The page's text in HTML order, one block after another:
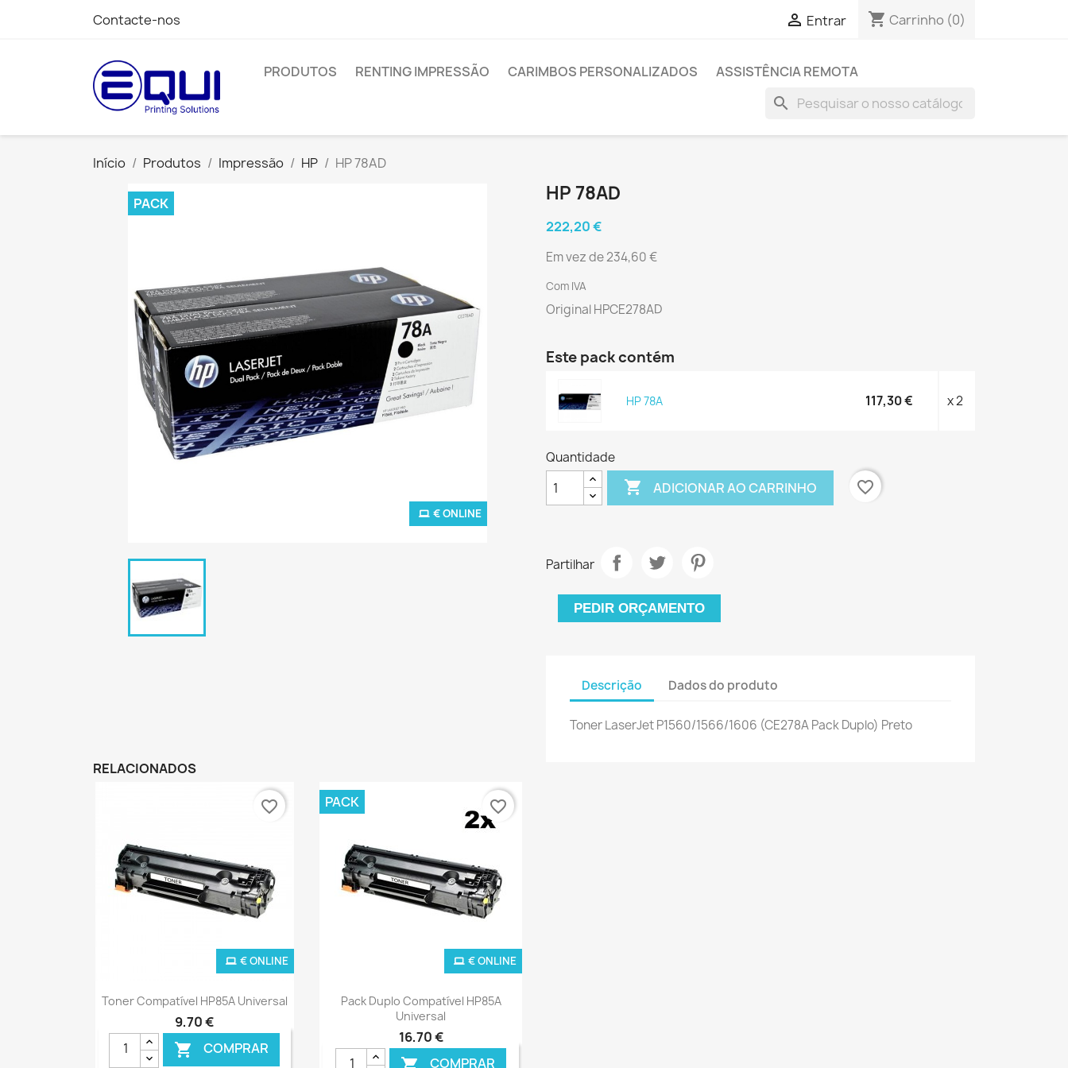
Contacte-nos  Entrar shopping_cart Carrinho (0)
PRODUTOS RENTING IMPRESSÃO CARIMBOS PERSONALIZADOS ASSISTÊNCIA REMOTA
search
Início Produtos Impressão HP HP 78AD
€ ONLINE
PACK HP 78AD
222,20 €
Em vez de 234,60 €
Com IVA
Original HPCE278AD
Este pack contém
HP 78A 117,30 € x 2
Quantidade
 ADICIONAR AO CARRINHO favorite_border
Partilhar
PEDIR ORÇAMENTO
Descrição Dados do produto
Toner LaserJet P1560/1566/1606 (CE278A Pack Duplo) Preto
RELACIONADOS
Ver+
Toner Compatível HP85A Universal
9,70 €
 COMPRAR
€ ONLINE
favorite_border
Ver+
Pack Duplo Compatível HP85A
Universal
16,70 €
COMPRAR
€ ONLINE
PACK favorite_border